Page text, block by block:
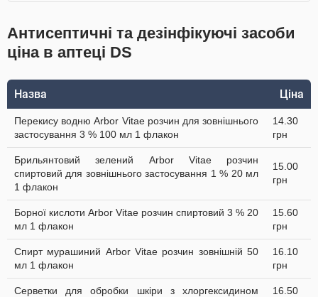
Антисептичні та дезінфікуючі засоби
ціна в аптеці DS
Назва Ціна
Перекису водню Arbor Vitae розчин для зовнішнього
застосування 3 % 100 мл 1 флакон
14.30
грн
Брильянтовий зелений Arbor Vitae розчин
спиртовий для зовнішнього застосування 1 % 20 мл
1 флакон
15.00
грн
Борної кислоти Arbor Vitae розчин спиртовий 3 % 20
мл 1 флакон
15.60
грн
Спирт мурашиний Arbor Vitae розчин зовнішній 50
мл 1 флакон
16.10
грн
Серветки для обробки шкіри з хлоргексидином
16.50